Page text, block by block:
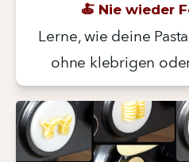
🍝 Nie wieder
Lerne, wie deine
ohne klebrigen